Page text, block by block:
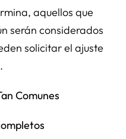
aquellos que
serán considerados
solicitar el ajuste
Comunes